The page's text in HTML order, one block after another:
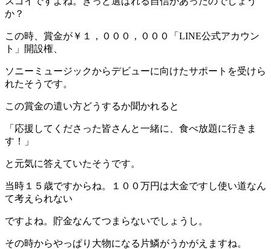
か？
この時、賞金が￥１，０００，０００「LINE公式アカウン
ト」開設権、
ソニーミュージックからデビューに向けたサポートを受けら
れたそうです。
この賞金の遣い方どうするか聞かれると
「応援してくださった皆さんと一緒に、食べ放題に行きま
す！」
と元気に答えていたそうです。
当時１５歳ですからね。１００万円は大金ですし使い道なん
て考えられない
ですよね。貯金なんてつまらないでしょうし。
その時からやっぱり大物になる片鱗がうかがえますね。